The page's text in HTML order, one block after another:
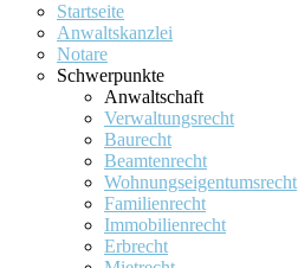
Startseite
Anwaltskanzlei
Notare
Schwerpunkte
Anwaltschaft
Verwaltungsrecht
Baurecht
Beamtenrecht
Wohnungseigentumsrecht
Familienrecht
Immobilienrecht
Erbrecht